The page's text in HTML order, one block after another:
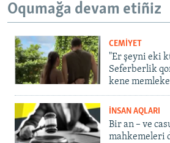
Oqumağa devam etiñiz
CEMİYET
"Er şeyni eki
Seferberlik
kene
İNSAN AQLARI
Bir an – ve
mahkemeleri